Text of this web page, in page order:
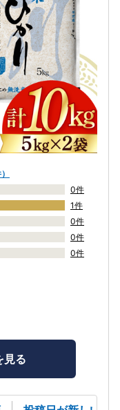
0件
1件
0件
0件
0件
見る